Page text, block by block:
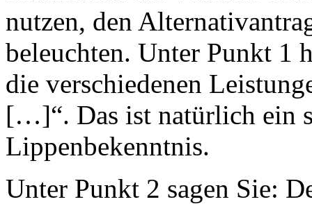
nutzen, den
beleuchten. Unter Punkt 1
die verschiedenen
[…]“. Das ist natürlich ein
Lippenbekenntnis.
Unter Punkt 2 sagen Sie: